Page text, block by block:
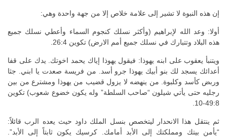
إن هذه النبوة لا تشير إلى علامة خلاص إلا من جهة واحدة وهي:
أولا: وعد الله لإبراهيم (وأكثر نسلك كنجوم السماء وأعطي نسلك جميع
هذه البلاد وتتبارك في نسلك جميع أمم الارض) تكوين 26:4.
ويتنبأ يعقوب على ابنه يهوذا: فيقول يهوذا إياك يحمد اخوتك. يدك على قفا
أعدائك يسجد لك بنو أبيك يهوذا جرو أسد. من فريسة صعدت يا ابني. جثا
وربض كأسد وكلبوة. من ينهضه لا يزول قضيب من يهوذا ومشترع من بين
رجليه حتى يأتي شيلون “صاحب السلطة” وله يكون خضوع شعوب) تكوين
49:8-10.
ثم ينتقل هذا الانحدار ليتخصص بنسل الملك داود حيث يعده الرب قائلاً:
“يأمن بيتك ومملكتك إلى الأبد أمامك. كرسيك يكون ثابتاً إلى الأبد”.